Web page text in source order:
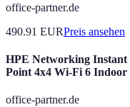
office-partner.de
490.91 EURPreis ansehen
HPE Networking Instant
Point 4x4 Wi-Fi 6
office-partner.de